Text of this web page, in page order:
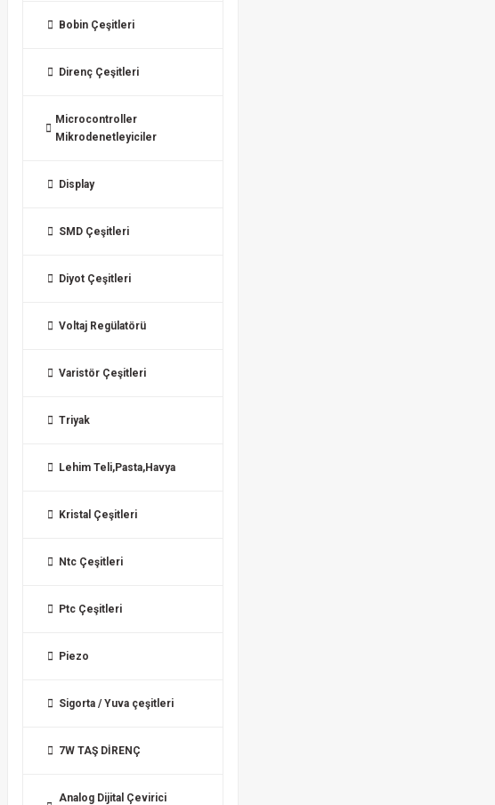
Bobin Çeşitleri
Direnç Çeşitleri
Microcontroller
Mikrodenetleyiciler
Display
SMD Çeşitleri
Diyot Çeşitleri
Voltaj Regülatörü
Varistör Çeşitleri
Triyak
Lehim Teli,Pasta,Havya
Kristal Çeşitleri
Ntc Çeşitleri
Ptc Çeşitleri
Piezo
Sigorta / Yuva çeşitleri
7W TAŞ DİRENÇ
Analog Dijital Çevirici